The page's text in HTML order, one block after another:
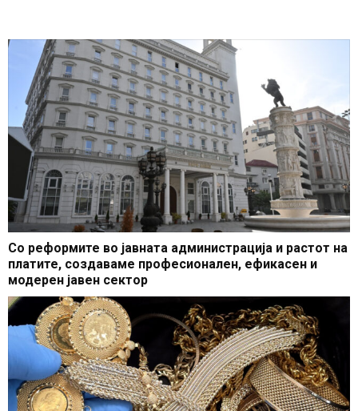
Со реформите во јавната администрација и растот на
платите, создаваме професионален, ефикасен и
модерен јавен сектор